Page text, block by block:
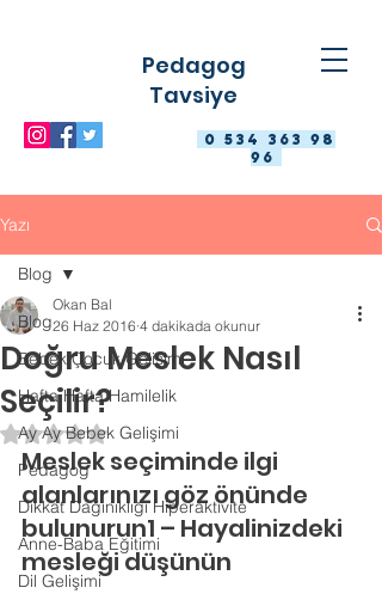
0 534 363 98
96
Pedagog
Tavsiye
Yazı
Blog
Bebek Çocuk Gelişimi
Hafta Hafta Hamilelik
Ay Ay Bebek Gelişimi
Pedagog
Dikkat Dağınıklığı Hiperaktivite
Anne-Baba Eğitimi
Dil Gelişimi
Blog
Doğru Meslek Nasıl
Seçilir?
Okan Bal
26 Haz 2016 4 dakikada okunur
5 üzerinden NaN yıldız
Meslek seçiminde ilgi
alanlarınızı göz önünde
bulunurun1 – Hayalinizdeki
mesleği düşünün